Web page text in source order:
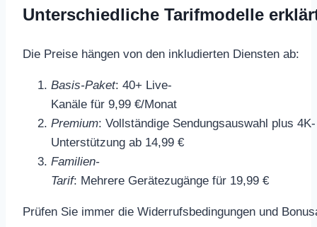
Unterschiedliche Tarifmodelle
Die Preise hängen von den inkludierten Diensten ab:
Basis-Paket: 40+ Live-
Kanäle für 9,99 €/Monat
Premium: Vollständige Sendungsauswahl plus 4K-
Unterstützung ab 14,99 €
Familien-
Tarif: Mehrere Gerätezugänge für 19,99 €
Prüfen Sie immer die Widerrufsbedingungen und